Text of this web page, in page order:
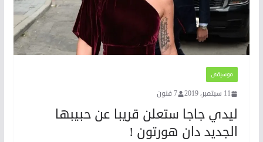
موسيقى
11 سبتمبر، 2019 7 فنون
ليدي جاجا ستعلن قريبا عن حبيبها
الجديد دان هورتون !